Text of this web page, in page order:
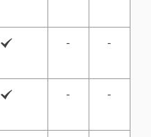
 - -
 - -